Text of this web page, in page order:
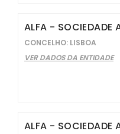
ALFA - SOCIEDADE
CONCELHO: LISBOA
VER DADOS DA ENTIDADE
ALFA - SOCIEDADE